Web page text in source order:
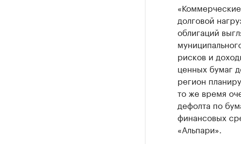
долговой
облигаций
рисков и
ценных бумаг
регион
то же время
дефолта по
финансовых
«Альпари».